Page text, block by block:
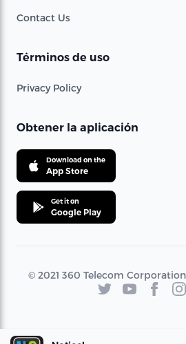
Contact Us
Términos de uso
Privacy Policy
Obtener la aplicación
Download on the
App Store
Get it on
Google Play
© 2021 360 Telecom